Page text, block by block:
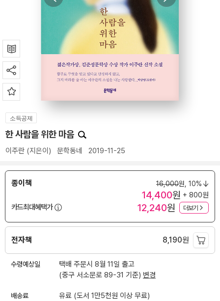
소득공제
한 사람을 위한 마음
이주란 (지은이) 문학동네 2019-11-25
종이책 16,000원, 10%
14,400원 + 800원
카드최대혜택가
12,240원 더보기
전자책 8,190원
수령예상일
택배 주문시 8월 11일 출고
(중구 서소문로 89-31 기준) 변경
배송료 유료 (도서 1만5천원 이상 무료)